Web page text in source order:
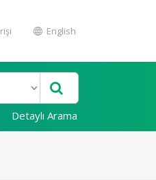
English
Detaylı Arama